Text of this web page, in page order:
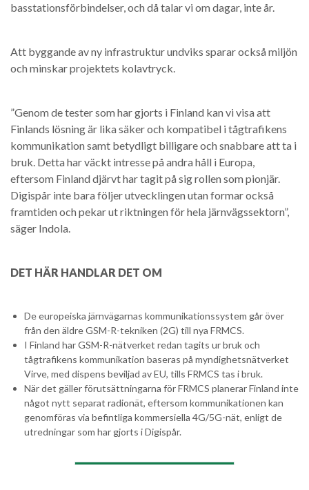
basstationsförbindelser, och då talar vi om dagar, inte år.
Att byggande av ny infrastruktur undviks sparar också miljön
och minskar projektets kolavtryck.
”Genom de tester som har gjorts i Finland kan vi visa att
Finlands lösning är lika säker och kompatibel i tågtrafikens
kommunikation samt betydligt billigare och snabbare att ta i
bruk. Detta har väckt intresse på andra håll i Europa,
eftersom Finland djärvt har tagit på sig rollen som pionjär.
Digispår inte bara följer utvecklingen utan formar också
framtiden och pekar ut riktningen för hela järnvägssektorn”,
säger Indola.
DET HÄR HANDLAR DET OM
De europeiska järnvägarnas kommunikationssystem går över
från den äldre GSM-R-tekniken (2G) till nya FRMCS.
I Finland har GSM-R-nätverket redan tagits ur bruk och
tågtrafikens kommunikation baseras på myndighetsnätverket
Virve, med dispens beviljad av EU, tills FRMCS tas i bruk.
När det gäller förutsättningarna för FRMCS planerar Finland inte
något nytt separat radionät, eftersom kommunikationen kan
genomföras via befintliga kommersiella 4G/5G-nät, enligt de
utredningar som har gjorts i Digispår.